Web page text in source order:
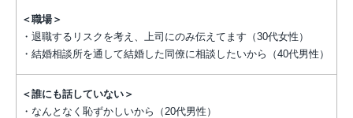
＜職場＞
・退職するリスクを考え、上司にのみ伝えてます（30代女性）
・結婚相談所を通して結婚した同僚に相談したいから（40代男性）
＜誰にも話していない＞
・なんとなく恥ずかしいから（20代男性）